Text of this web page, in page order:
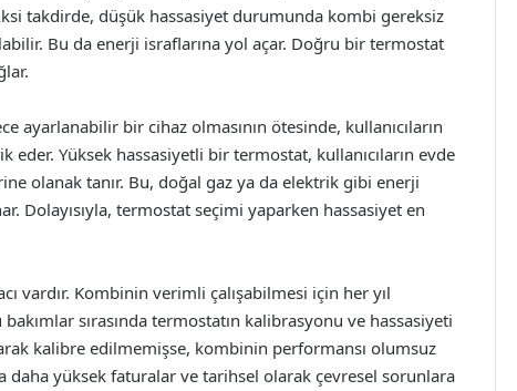
takdirde, düşük hassasiyet durumunda kombi gereksiz
Bu da enerji israflarına yol açar. Doğru bir termostat
ayarlanabilir bir cihaz olmasının ötesinde, kullanıcıların
Yüksek hassasiyetli bir termostat, kullanıcıların evde
olanak tanır. Bu, doğal gaz ya da elektrik gibi enerji
Dolayısıyla, termostat seçimi yaparken hassasiyet en
vardır. Kombinin verimli çalışabilmesi için her yıl
sırasında termostatın kalibrasyonu ve hassasiyeti
kalibre edilmemişse, kombinin performansı olumsuz
daha yüksek faturalar ve tarihsel olarak çevresel sorunlara